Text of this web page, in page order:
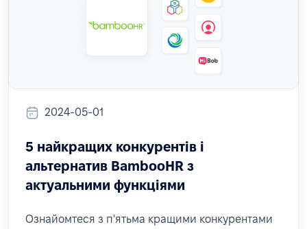
2024-05-01
5 найкращих конкурентів і
альтернатив BambooHR з
актуальними функціями
Ознайомтеся з п'ятьма кращими конкурентами